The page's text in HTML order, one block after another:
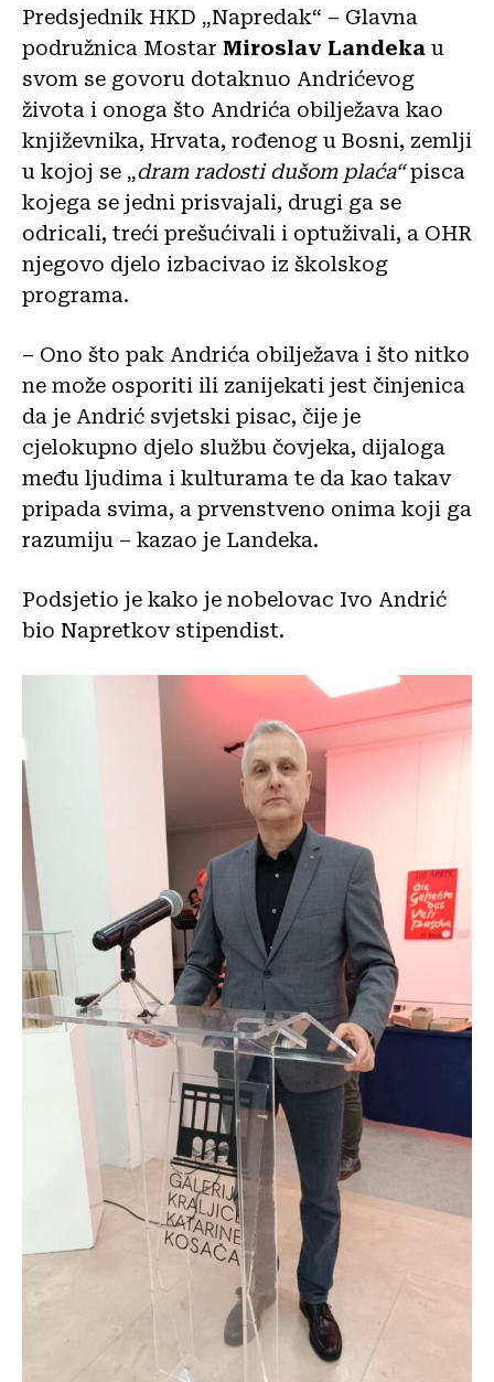
Predsjednik HKD „Napredak“ – Glavna
podružnica Mostar Miroslav Landeka u
svom se govoru dotaknuo Andrićevog
života i onoga što Andrića obilježava kao
književnika, Hrvata, rođenog u Bosni, zemlji
u kojoj se „dram radosti dušom plaća“pisca
kojega se jedni prisvajali, drugi ga se
odricali, treći prešućivali i optuživali, a OHR
njegovo djelo izbacivao iz školskog
programa.
– Ono što pak Andrića obilježava i što nitko
ne može osporiti ili zanijekati jest činjenica
da je Andrić svjetski pisac, čije je
cjelokupno djelo službu čovjeka, dijaloga
među ljudima i kulturama te da kao takav
pripada svima, a prvenstveno onima koji ga
razumiju – kazao je Landeka.
Podsjetio je kako je nobelovac Ivo Andrić
bio Napretkov stipendist.